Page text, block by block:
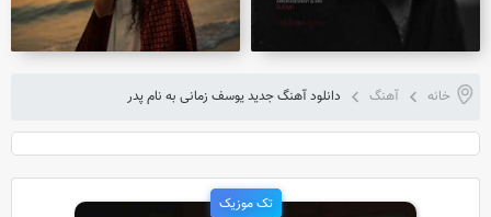
خانه آهنگ دانلود آهنگ جدید یوسف زمانی به نام پدر
تک موزیک